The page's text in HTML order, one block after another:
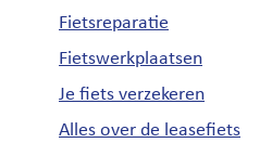
Fietsreparatie
Fietswerkplaatsen
Je fiets verzekeren
Alles over de leasefiets